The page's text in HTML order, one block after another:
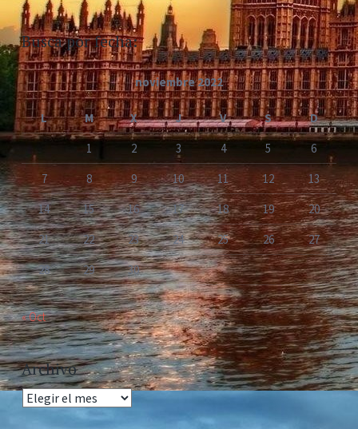
Busca por fecha:
noviembre 2022
L M X J V S
D
1
2 3 4 5
6
7
8 9 10 11 12
13
14
15 16 17 18 19
20
21
22 23 24 25 26
27
28
29 30
« Oct
Archivo